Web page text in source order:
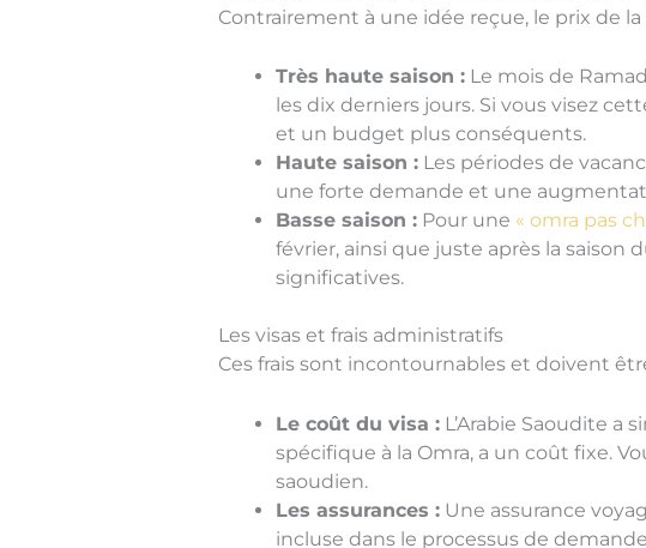
Contrairement à une idée reçue, le prix de
Très haute saison : Le mois de
les dix derniers jours. Si vous visez
et un budget plus conséquents.
Haute saison : Les périodes de
une forte demande et une
Basse saison : Pour une « omra pas
février, ainsi que juste après la saison
significatives.
Les visas et frais administratifs
Ces frais sont incontournables et doivent
Le coût du visa : L’Arabie Saoudite a
spécifique à la Omra, a un coût fixe.
saoudien.
Les assurances : Une assurance
incluse dans le processus de